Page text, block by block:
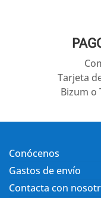
Tarjeta
Bizum o
Conócenos
Gastos de envío
Contacta con